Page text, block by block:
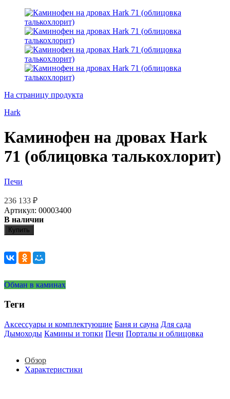
На страницу продукта
Hark
Каминофен на дровах Hark
71 (облицовка талькохлорит)
Печи
236 133 ₽
Артикул: 00003400
В наличии
Купить
Обман в каминах
Теги
Аксессуары и комплектующие Баня и сауна Для сада
Дымоходы Камины и топки Печи Порталы и облицовка
Обзор
Характеристики